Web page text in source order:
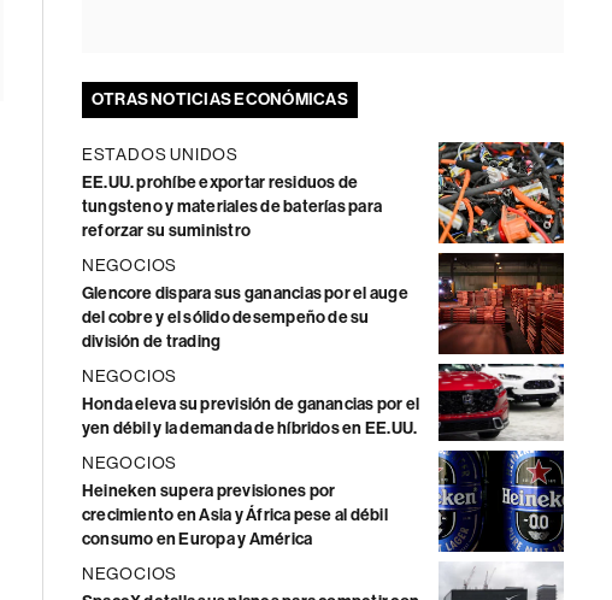
OTRAS NOTICIAS ECONÓMICAS
ESTADOS UNIDOS
EE.UU. prohíbe exportar residuos de
tungsteno y materiales de baterías para
reforzar su suministro
NEGOCIOS
Glencore dispara sus ganancias por el auge
del cobre y el sólido desempeño de su
división de trading
NEGOCIOS
Honda eleva su previsión de ganancias por el
yen débil y la demanda de híbridos en EE.UU.
NEGOCIOS
Heineken supera previsiones por
crecimiento en Asia y África pese al débil
consumo en Europa y América
NEGOCIOS